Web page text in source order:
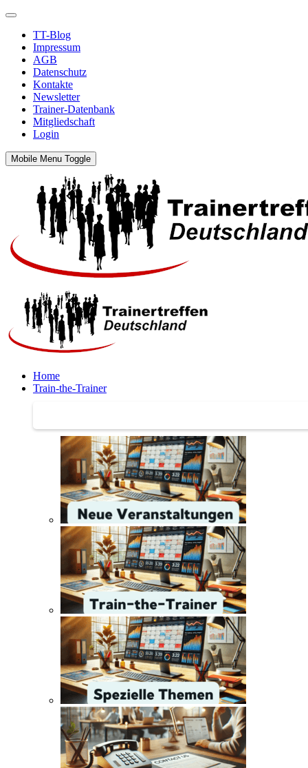
TT-Blog
Impressum
AGB
Datenschutz
Kontakte
Newsletter
Trainer-Datenbank
Mitgliedschaft
Login
Mobile Menu Toggle
Home
Train-the-Trainer